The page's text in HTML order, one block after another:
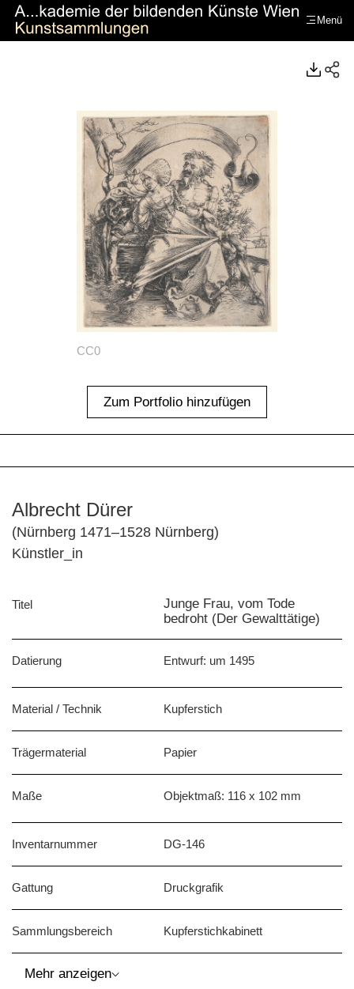
Menü
CC0
Zum Portfolio hinzufügen
Albrecht Dürer
(Nürnberg 1471–1528 Nürnberg)
Künstler_in
Titel
Junge Frau, vom Tode
bedroht (Der Gewalttätige)
Datierung Entwurf: um 1495
Material / Technik Kupferstich
Trägermaterial Papier
Maße Objektmaß: 116 x 102 mm
Inventarnummer DG-146
Gattung Druckgrafik
Sammlungsbereich Kupferstichkabinett
Mehr anzeigen⌵